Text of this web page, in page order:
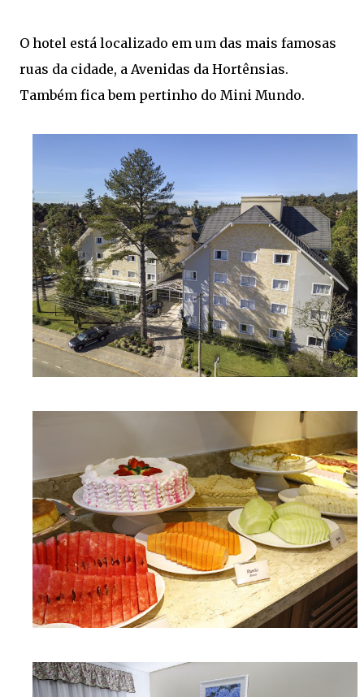
O hotel está localizado em um das mais famosas
ruas da cidade, a Avenidas da Hortênsias.
Também fica bem pertinho do Mini Mundo.